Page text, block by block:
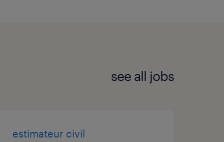
votre recherche d'emploi!
et à mettre en œuvre
see all jobs
estimateur civil